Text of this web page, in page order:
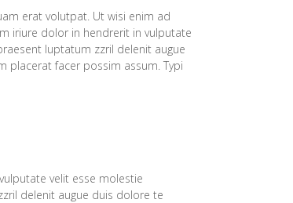
erat volutpat. Ut wisi enim ad
iriure dolor in hendrerit in vulputate
luptatum zzril delenit augue
facer possim assum. Typi
velit esse molestie
delenit augue duis dolore te